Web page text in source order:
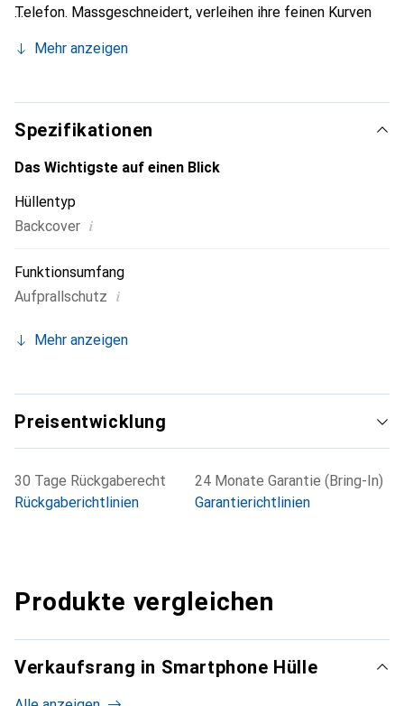
Telefon. Massgeschneidert, verleihen ihre feinen Kurven
unverzichtbaren Accessoire Ihres Smartphones.
die Marke Noreve eine sichere Wahl für eine
anspruchsvolle Kundschaft.
Mehr anzeigen
Spezifikationen
Das Wichtigste auf einen Blick
Hüllentyp
Backcover i
Funktionsumfang
Aufprallschutz i
Mehr anzeigen
Preisentwicklung
30 Tage Rückgaberecht
Rückgaberichtlinien
24 Monate Garantie (Bring-In)
Garantierichtlinien
Produkte vergleichen
Verkaufsrang in Smartphone Hülle